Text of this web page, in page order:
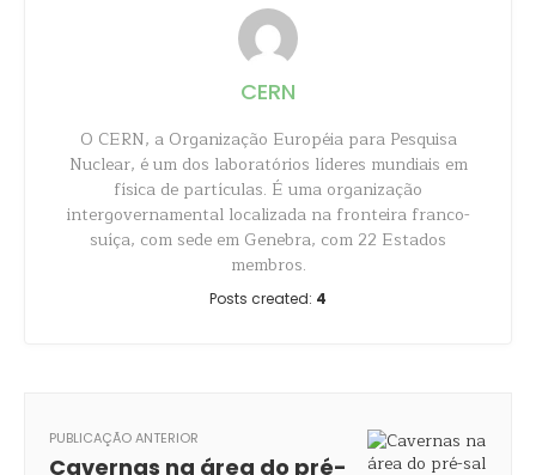
CERN
O CERN, a Organização Européia para Pesquisa
Nuclear, é um dos laboratórios líderes mundiais em
física de partículas. É uma organização
intergovernamental localizada na fronteira franco-
suíça, com sede em Genebra, com 22 Estados
membros.
Posts created: 4
PUBLICAÇÃO ANTERIOR
Cavernas na área do pré-